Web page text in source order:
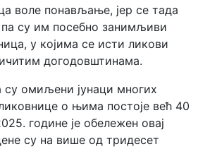
воле понављање, јер се тада
па су им посебно занимљиви
у којима се исти ликови
догодовштинама.
су омиљени јунаци многих
о њима постоје већ 40
године је обележен овај
су на више од тридесет